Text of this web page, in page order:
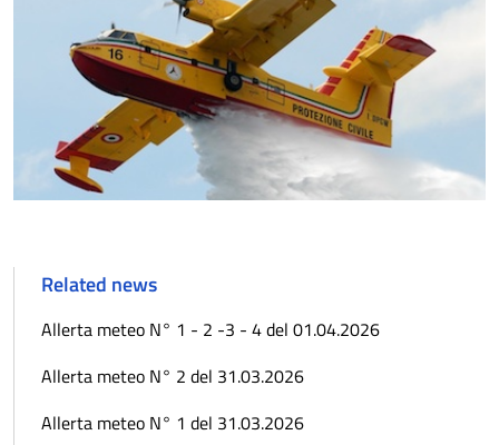
Related news
Allerta meteo N° 1 - 2 -3 - 4 del 01.04.2026
Allerta meteo N° 2 del 31.03.2026
Allerta meteo N° 1 del 31.03.2026